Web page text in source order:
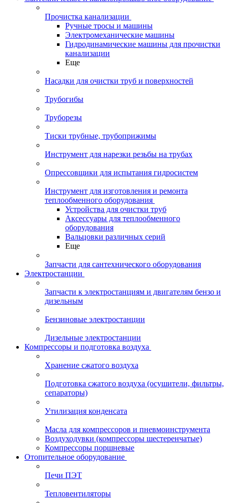
Прочистка канализации
Ручные тросы и машины
Электромеханические машины
Гидродинамические машины для прочистки
канализации
Еще
Насадки для очистки труб и поверхностей
Трубогибы
Труборезы
Тиски трубные, трубоприжимы
Инструмент для нарезки резьбы на трубах
Опрессовщики для испытания гидросистем
Инструмент для изготовления и ремонта
теплообменного оборудования
Устройства для очистки труб
Аксессуары для теплообменного
оборудования
Вальцовки различных серий
Еще
Запчасти для сантехнического оборудования
Электростанции
Запчасти к электростанциям и двигателям бензо и
дизельным
Бензиновые электростанции
Дизельные электростанции
Компрессоры и подготовка воздуха
Хранение сжатого воздуха
Подготовка сжатого воздуха (осушители, фильтры,
сепараторы)
Утилизация конденсата
Масла для компрессоров и пневмоинструмента
Воздуходувки (компрессоры шестеренчатые)
Компрессоры поршневые
Отопительное оборудование
Печи ПЭТ
Тепловентиляторы